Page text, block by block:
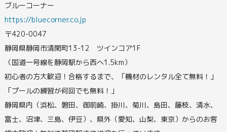
ブルーコーナー
https://bluecorner.co.jp
〒420-0047
静岡県静岡市清閑町13-12 ツインコア1F
（国道一号線を静岡駅から西へ1.5km）
初心者の方大歓迎！合格するまで、「機材のレンタル全て無料！」
「プールの練習が何回でも無料！」
静岡県内（浜松、磐田、御前崎、掛川、菊川、島田、藤枝、清水、
富士、沼津、三島、伊豆）、県外（愛知、山梨、東京）からのお客